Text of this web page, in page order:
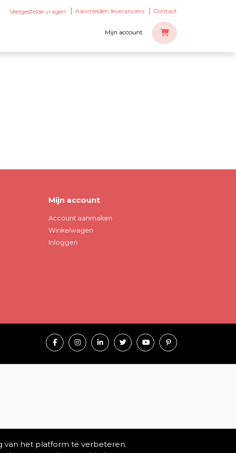
Veelgestelde vragen Aanmelden leveranciers Contact
Mijn account
Mijn account
Account aanmaken
Winkelwagen
Inloggen
van het platform te verbeteren.